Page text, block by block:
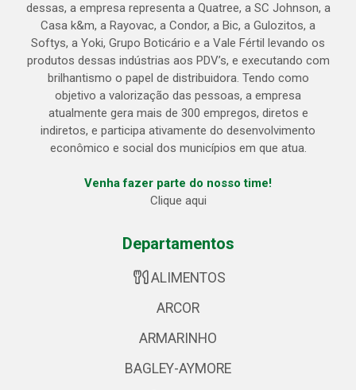
dessas, a empresa representa a Quatree, a SC Johnson, a
Casa k&m, a Rayovac, a Condor, a Bic, a Gulozitos, a
Softys, a Yoki, Grupo Boticário e a Vale Fértil levando os
produtos dessas indústrias aos PDV’s, e executando com
brilhantismo o papel de distribuidora. Tendo como
objetivo a valorização das pessoas, a empresa
atualmente gera mais de 300 empregos, diretos e
indiretos, e participa ativamente do desenvolvimento
econômico e social dos municípios em que atua.
Venha fazer parte do nosso time!
Clique aqui
Departamentos
ALIMENTOS
ARCOR
ARMARINHO
BAGLEY-AYMORE